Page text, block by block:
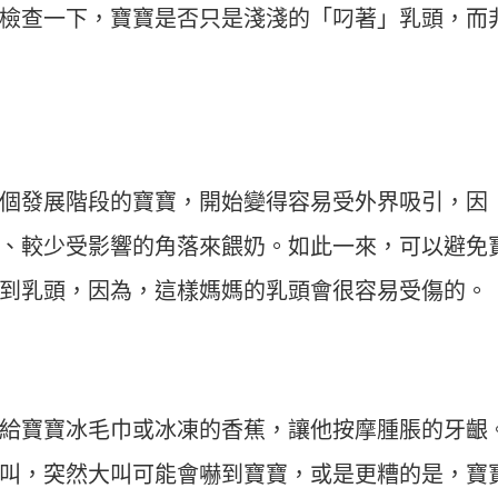
查一下，寶寶是否只是淺淺的「叼著」乳頭，而
發展階段的寶寶，開始變得容易受外界吸引，因
較少受影響的角落來餵奶。如此一來，可以避免
乳頭，因為，這樣媽媽的乳頭會很容易受傷的。
寶寶冰毛巾或冰凍的香蕉，讓他按摩腫脹的牙齦
，突然大叫可能會嚇到寶寶，或是更糟的是，寶